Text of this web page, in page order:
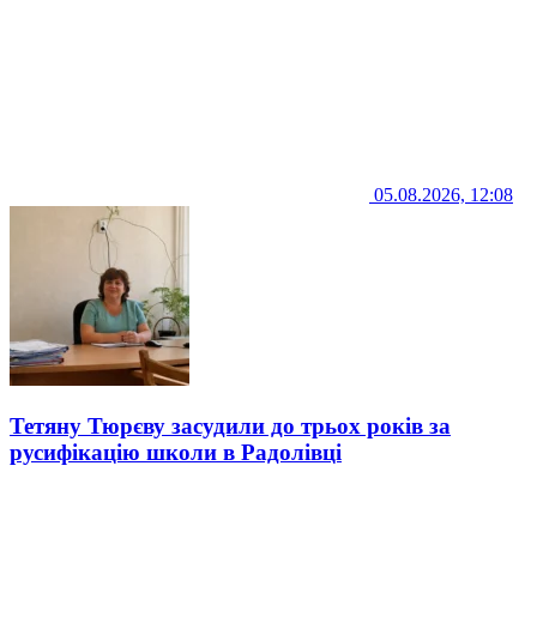
05.08.2026, 12:08
Тетяну Тюрєву засудили до трьох років за
русифікацію школи в Радолівці